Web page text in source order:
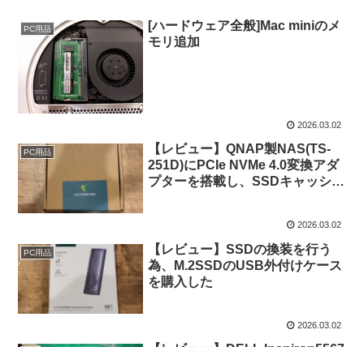
PC用品
[ハードウェア全般]Mac miniのメ
モリ追加
2026.03.02
PC用品
【レビュー】QNAP製NAS(TS-
251D)にPCIe NVMe 4.0変換アダ
プターを搭載し、SSDキャッシュ
2026.03.02
PC用品
【レビュー】SSDの換装を行う
為、M.2SSDのUSB外付けケース
を購入した
2026.03.02